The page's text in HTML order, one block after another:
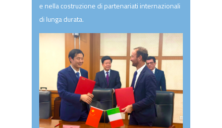
e nella costruzione di partenariati internazionali
di lunga durata.